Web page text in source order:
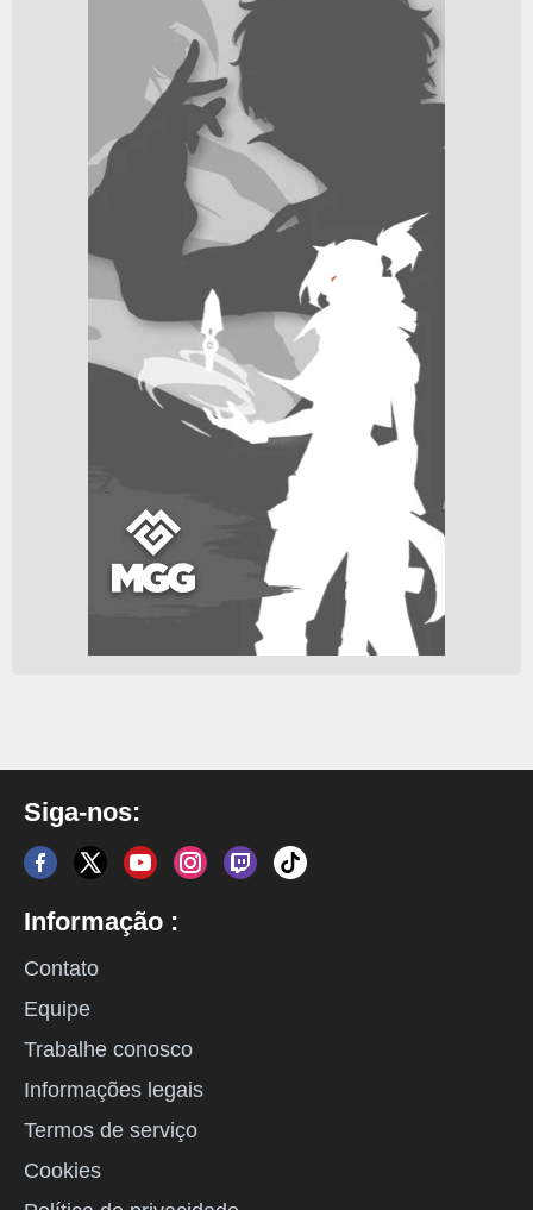
Siga-nos:
Informação :
Contato
Equipe
Trabalhe conosco
Informações legais
Termos de serviço
Cookies